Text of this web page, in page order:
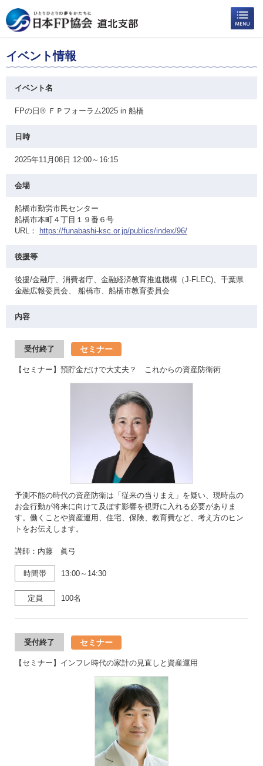
イベント情報
イベント名
FPの日® ＦＰフォーラム2025 in 船橋
日時
2025年11月08日 12:00～16:15
会場
船橋市勤労市民センター
船橋市本町４丁目１９番６号
URL：
https://funabashi-ksc.or.jp/publics/index/96/
後援等
後援/金融庁、消費者庁、金融経済教育推進機構（J-FLEC)、千葉県
金融広報委員会、 船橋市、船橋市教育委員会
内容
受付終了 セミナー
【セミナー】預貯金だけで大丈夫？ これからの資産防衛術
予測不能の時代の資産防衛は「従来の当りまえ」を疑い、現時点の
お金行動が将来に向けて及ぼす影響を視野に入れる必要がありま
す。働くことや資産運用、住宅、保険、教育費など、考え方のヒン
トをお伝えします。
講師：内藤 眞弓
時間帯 13:00～14:30
定員 100名
受付終了 セミナー
【セミナー】インフレ時代の家計の見直しと資産運用